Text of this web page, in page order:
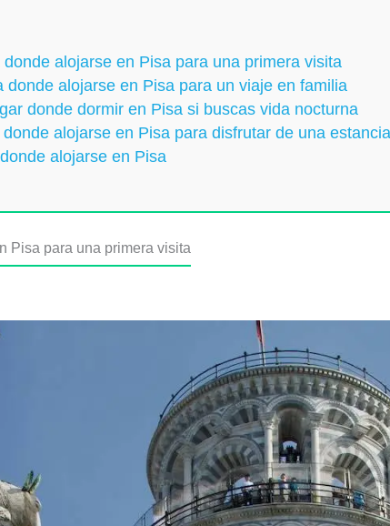
alojarse en Pisa para una primera visita
donde alojarse en Pisa para un viaje en familia
donde dormir en Pisa si buscas vida nocturna
alojarse en Pisa para disfrutar de una
alojarse en Pisa
Pisa para una primera visita